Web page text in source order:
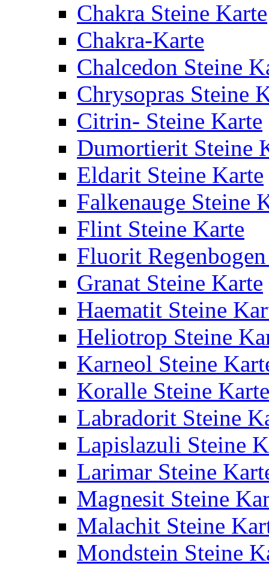
Chakra Steine Karte
Chakra-Karte
Chalcedon Steine
Chrysopras Steine
Citrin- Steine Karte
Dumortierit Steine
Eldarit Steine Karte
Falkenauge Steine
Flint Steine Karte
Fluorit
Granat Steine Karte
Haematit Steine
Heliotrop Steine
Karneol Steine
Koralle Steine Karte
Labradorit Steine
Lapislazuli Steine
Larimar Steine
Magnesit Steine
Malachit Steine
Mondstein Steine